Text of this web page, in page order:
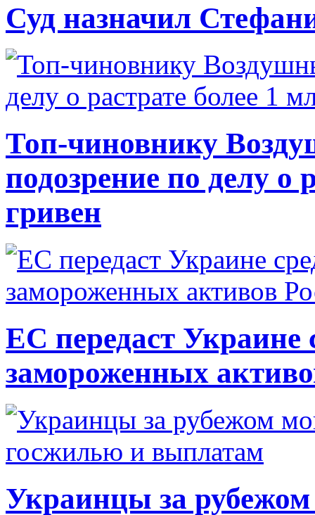
Суд назначил
Топ-чиновнику
подозрение по делу о
гривен
ЕС передаст Украине
замороженных
Украинцы за рубежом